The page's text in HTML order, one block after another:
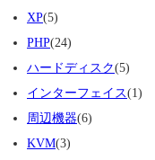
XP(5)
PHP(24)
ハードディスク(5)
インターフェイス(1)
周辺機器(6)
KVM(3)